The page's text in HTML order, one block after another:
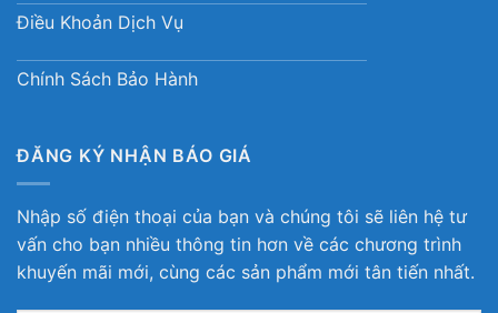
Điều Khoản Dịch Vụ
Chính Sách Bảo Hành
ĐĂNG KÝ NHẬN BÁO GIÁ
Nhập số điện thoại của bạn và chúng tôi sẽ liên hệ tư
vấn cho bạn nhiều thông tin hơn về các chương trình
khuyến mãi mới, cùng các sản phẩm mới tân tiến nhất.